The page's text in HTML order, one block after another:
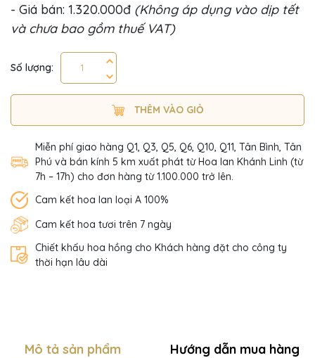
- Giá bán: 1.320.000đ (Không áp dụng vào dịp tết
và chưa bao gồm thuế VAT)
Số lượng:
THÊM VÀO GIỎ
Miễn phí giao hàng Q1, Q3, Q5, Q6, Q10, Q11, Tân Bình, Tân
Phú và bán kính 5 km xuất phát từ Hoa lan Khánh Linh (từ
7h – 17h) cho đơn hàng từ 1.100.000 trở lên.
Cam kết hoa lan loại A 100%
Cam kết hoa tươi trên 7 ngày
Chiết khấu hoa hồng cho Khách hàng đặt cho công ty
thời hạn lâu dài
Mô tả sản phẩm Hướng dẫn mua hàng